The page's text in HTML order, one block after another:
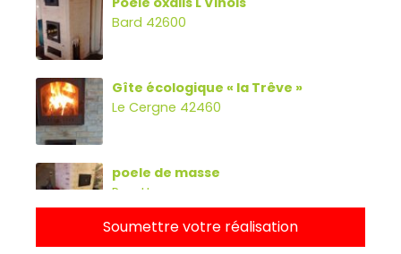
Bard 42600
Gîte écologique « la Trêve »
Le Cergne 42460
poele de masse
Parette
Soumettre votre réalisation